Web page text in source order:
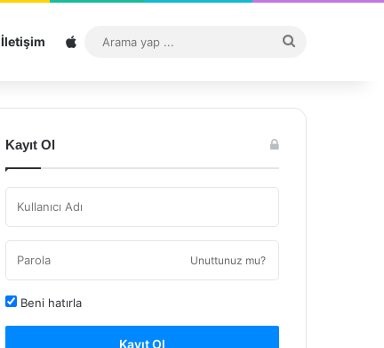
İletişim Sitemap
...
Kayıt Ol
Unuttunuz mu?
Beni hatırla
Kayıt Ol